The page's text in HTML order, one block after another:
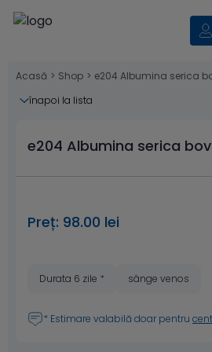
Acasă > Shop > e204 Albumina serica
înapoi la lista
e204 Albumina serica
Preț: 98.00 lei
Durata 6 zile * sânge venos
* Estimare valabilă doar pentru